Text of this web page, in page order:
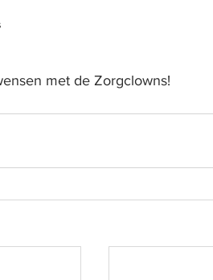
met de Zorgclowns!